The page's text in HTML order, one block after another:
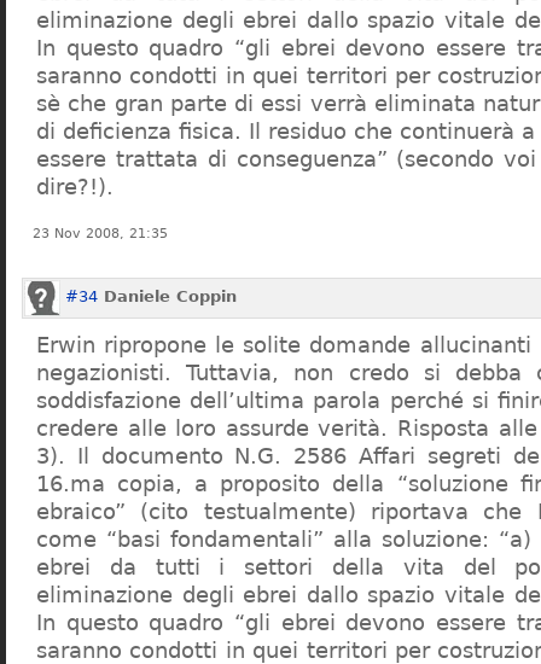
eliminazione degli ebrei dallo spazio vitale
In questo quadro “gli ebrei devono essere
saranno condotti in quei territori per
sè che gran parte di essi verrà eliminata
di deficienza fisica. Il residuo che continuerà
essere trattata di conseguenza” (secondo
dire?!).
23 Nov 2008, 21:35
#34 Daniele Coppin
Erwin ripropone le solite domande
negazionisti. Tuttavia, non credo si debba
soddisfazione dell’ultima parola perché si
credere alle loro assurde verità. Risposta
3). Il documento N.G. 2586 Affari segreti
16.ma copia, a proposito della “soluzione
ebraico” (cito testualmente) riportava che
come “basi fondamentali” alla soluzione:
ebrei da tutti i settori della vita del
eliminazione degli ebrei dallo spazio vitale
In questo quadro “gli ebrei devono essere
saranno condotti in quei territori per